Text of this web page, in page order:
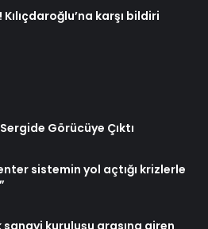
Kılıçdaroğlu’na karşı bildiri
Görücüye Çıktı
sistemin yol açtığı krizlerle